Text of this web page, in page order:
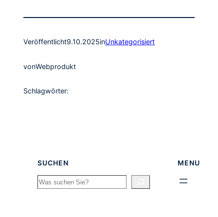
Veröffentlicht9.10.2025inUnkategorisiert
vonWebprodukt
Schlagwörter:
SUCHEN
Search
MENU